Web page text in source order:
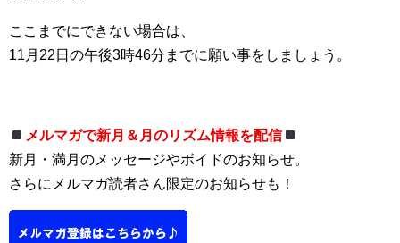
ここまでにできない場合は、
11月22日の午後3時46分までに願い事をしましょう。
メルマガで新月＆月のリズム情報を配信
新月・満月のメッセージやボイドのお知らせ。
さらにメルマガ読者さん限定のお知らせも！